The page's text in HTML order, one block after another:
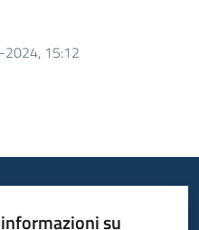
15:12
su